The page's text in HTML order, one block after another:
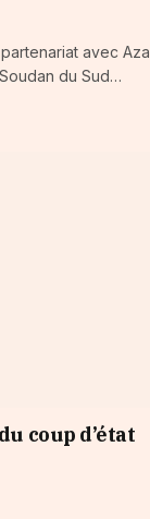
avec
du Sud…
coup d’état